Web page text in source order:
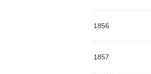
1856
1857